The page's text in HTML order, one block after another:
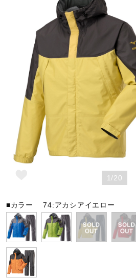
サッカー／フットサル
トレーニング
野球
ゴルフ
バレーボール
テニス／ソフトテニス
1/20
■カラー74:アカシアイエロー